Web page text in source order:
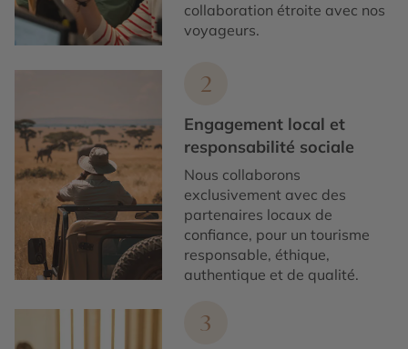
collaboration étroite avec nos
voyageurs.
2
Engagement local et
responsabilité sociale
Nous collaborons
exclusivement avec des
partenaires locaux de
confiance, pour un tourisme
responsable, éthique,
authentique et de qualité.
3